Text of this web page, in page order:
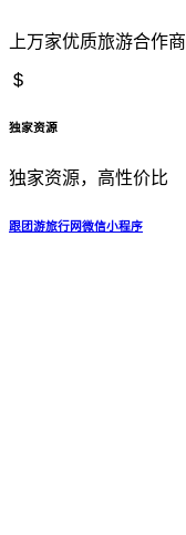
上万家优质旅游合作商
独家资源
独家资源，高性价比
跟团游旅行网微信小程序